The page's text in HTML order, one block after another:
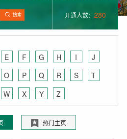
搜索 开通人数： 280
E F G H I
J
O P Q R S
T
W X Y Z
热门主页